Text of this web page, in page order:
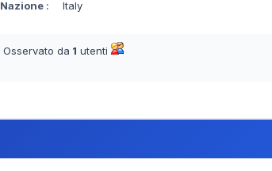
Nazione : Italy
Osservato da 1 utenti